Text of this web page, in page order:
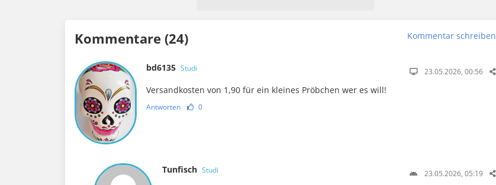
Kommentare (24) Kommentar schreiben
bd6135 Studi 23.05.2026, 00:56
Versandkosten von 1,90 für ein kleines Pröbchen wer es will!
Antworten 0
Tunfisch Studi 23.05.2026, 05:19